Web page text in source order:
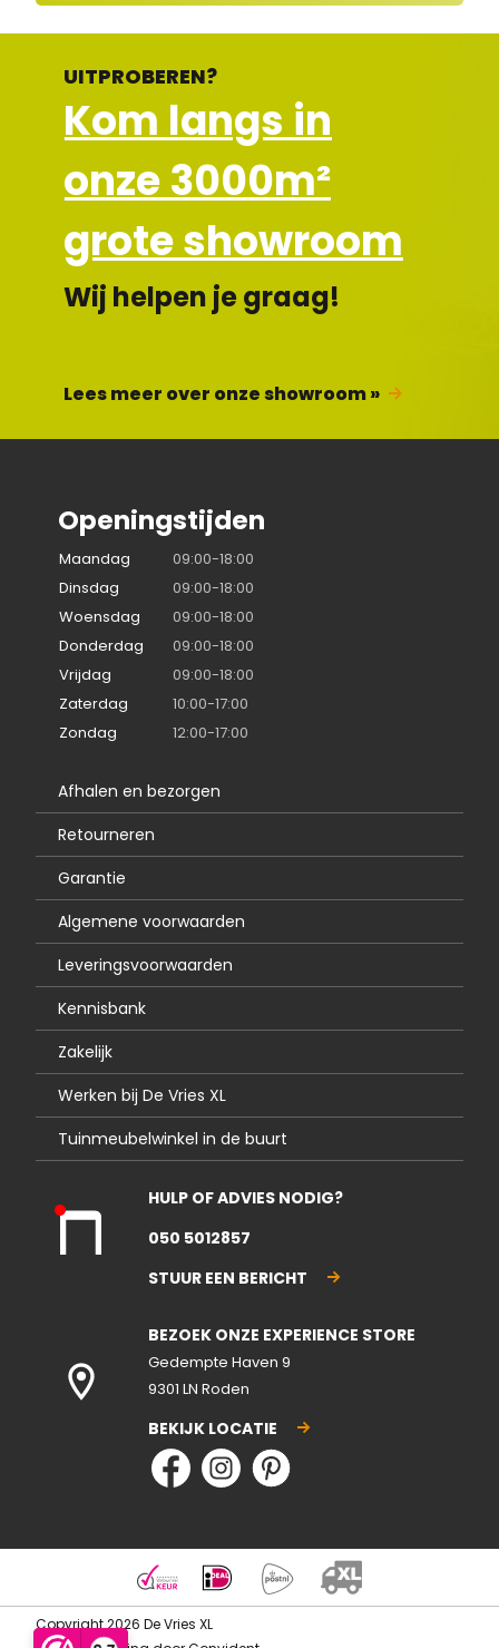
UITPROBEREN?
Kom langs in
onze 3000m²
grote showroom
Wij helpen je graag!
Lees meer over onze showroom »
Openingstijden
Maandag
09:00-18:00
Dinsdag
09:00-18:00
Woensdag
09:00-18:00
Donderdag
09:00-18:00
Vrijdag
09:00-18:00
Zaterdag
10:00-17:00
Zondag
12:00-17:00
Afhalen en bezorgen
Retourneren
Garantie
Algemene voorwaarden
Leveringsvoorwaarden
Kennisbank
Zakelijk
Werken bij De Vries XL
Tuinmeubelwinkel in de buurt
nte
ote
n
HULP OF ADVIES NODIG?
050 5012857
STUUR EEN BERICHT
BEZOEK ONZE EXPERIENCE STORE
Gedempte Haven 9
9301 LN Roden
BEKIJK LOCATIE
Copyright 2026 De Vries XL